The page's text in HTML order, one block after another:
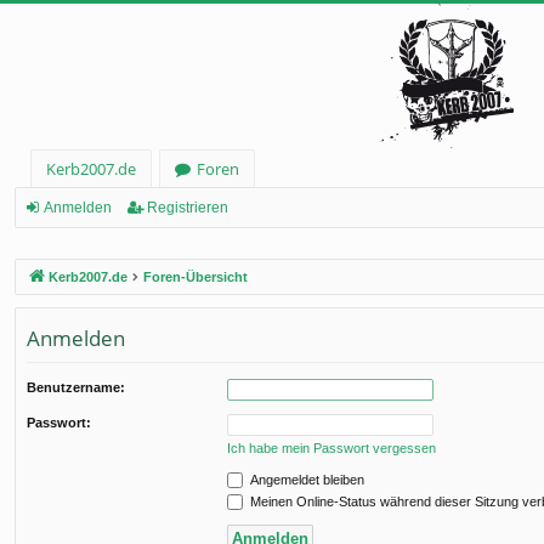
Kerb2007.de
Foren
Anmelden Registrieren
Kerb2007.de Foren-Übersicht
Anmelden
Benutzername:
Passwort:
Ich habe mein Passwort vergessen
Angemeldet bleiben
Meinen Online-Status während dieser Sitzung